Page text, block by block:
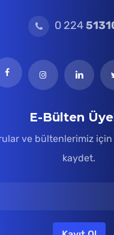
0 224
E-Bülten
ve bültenlerimiz
kaydet.